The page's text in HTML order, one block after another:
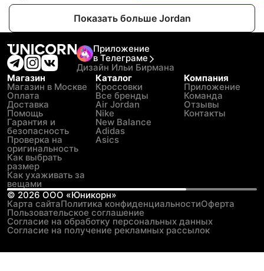
Показать больше Jordan
Приложение
в Телеграме
Дизайн Ильи Бирмана
Магазин
Магазин в Москве
Оплата
Доставка
Помощь
Гарантия и
безопасность
Проверка на
оригинальность
Как выбрать
размер
Как ухаживать за
вещами
Каталог
Кроссовки
Все бренды
Air Jordan
Nike
New Balance
Adidas
Asics
Компания
Приложение
Команда
Отзывы
Контакты
© 2026 ООО «Юникорн»
Карта сайтаПолитика конфиденциальностиОферта
Пользовательское соглашение
Согласие на обработку персональных данных
Согласие на получение рекламных рассылок